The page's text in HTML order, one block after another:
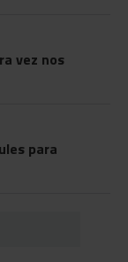
vez nos
para